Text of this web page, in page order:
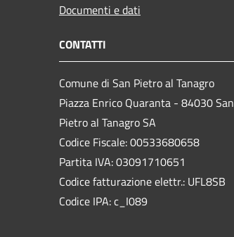
Documenti e dati
CONTATTI
Comune di San Pietro al Tanagro
Piazza Enrico Quaranta - 84030 San
Pietro al Tanagro SA
Codice Fiscale: 00533680658
Partita IVA: 03091710651
Codice fatturazione elettr.: UFL8SB
Codice IPA: c_I089